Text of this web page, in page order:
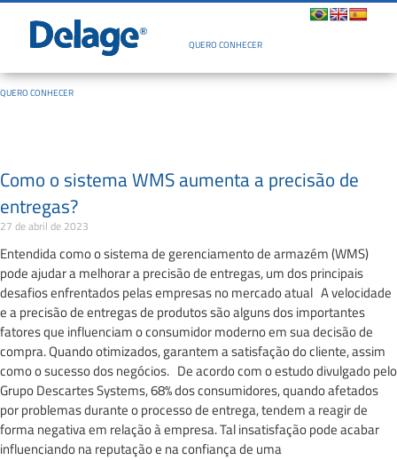
QUERO CONHECER
QUERO CONHECER
Como o sistema WMS aumenta a precisão de
entregas?
27 de abril de 2023
Entendida como o sistema de gerenciamento de armazém (WMS)
pode ajudar a melhorar a precisão de entregas, um dos principais
desafios enfrentados pelas empresas no mercado atual A velocidade
e a precisão de entregas de produtos são alguns dos importantes
fatores que influenciam o consumidor moderno em sua decisão de
compra. Quando otimizados, garantem a satisfação do cliente, assim
como o sucesso dos negócios. De acordo com o estudo divulgado pelo
Grupo Descartes Systems, 68% dos consumidores, quando afetados
por problemas durante o processo de entrega, tendem a reagir de
forma negativa em relação à empresa. Tal insatisfação pode acabar
influenciando na reputação e na confiança de uma